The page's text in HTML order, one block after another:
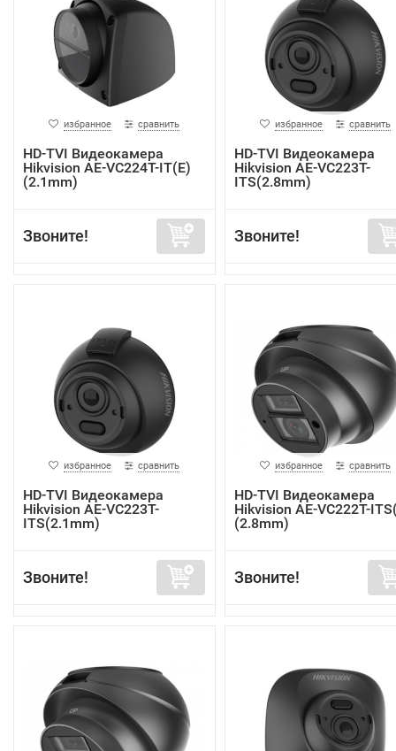
избранное сравнить
HD-TVI Видеокамера
Hikvision AE-VC224T-IT(E)
(2.1mm)
Звоните!
избранное сравнить
HD-TVI Видеокамера
Hikvision AE-VC223T-
ITS(2.8mm)
Звоните!
избранное сравнить
HD-TVI Видеокамера
Hikvision AE-VC223T-
ITS(2.1mm)
Звоните!
избранное сравнить
HD-TVI Видеокамера
Hikvision AE-VC222T-
(2.8mm)
Звоните!